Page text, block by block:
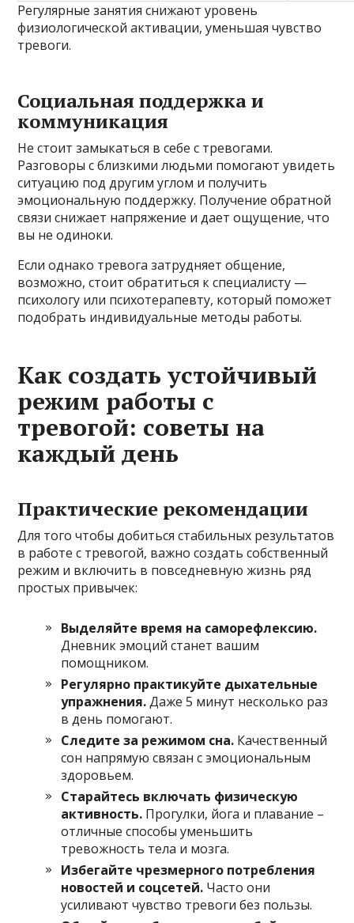
Регулярные занятия снижают уровень
физиологической активации, уменьшая чувство
тревоги.
Социальная поддержка и
коммуникация
Не стоит замыкаться в себе с тревогами.
Разговоры с близкими людьми помогают увидеть
ситуацию под другим углом и получить
эмоциональную поддержку. Получение обратной
связи снижает напряжение и дает ощущение, что
вы не одиноки.
Если однако тревога затрудняет общение,
возможно, стоит обратиться к специалисту —
психологу или психотерапевту, который поможет
подобрать индивидуальные методы работы.
Как создать устойчивый
режим работы с
тревогой: советы на
каждый день
Практические рекомендации
Для того чтобы добиться стабильных результатов
в работе с тревогой, важно создать собственный
режим и включить в повседневную жизнь ряд
простых привычек:
Выделяйте время на саморефлексию.
Дневник эмоций станет вашим
помощником.
Регулярно практикуйте дыхательные
упражнения.Даже 5 минут несколько раз
в день помогают.
Следите за режимом сна. Качественный
сон напрямую связан с эмоциональным
здоровьем.
Старайтесь включать физическую
активность. Прогулки, йога и плавание –
отличные способы уменьшить
тревожность тела и мозга.
Избегайте чрезмерного потребления
новостей и соцсетей. Часто они
усиливают чувство тревоги без пользы.